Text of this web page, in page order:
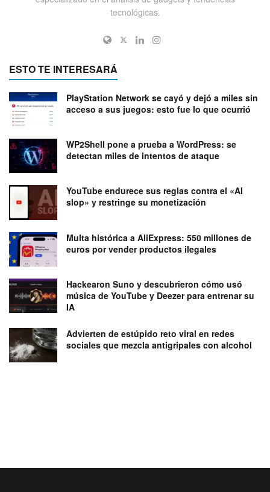
tecnológicas.
ESTO TE INTERESARÁ
PlayStation Network se cayó y dejó a miles sin
acceso a sus juegos: esto fue lo que ocurrió
WP2Shell pone a prueba a WordPress: se
detectan miles de intentos de ataque
YouTube endurece sus reglas contra el «AI
slop» y restringe su monetización
Multa histórica a AliExpress: 550 millones de
euros por vender productos ilegales
Hackearon Suno y descubrieron cómo usó
música de YouTube y Deezer para entrenar su
IA
Advierten de estúpido reto viral en redes
sociales que mezcla antigripales con alcohol